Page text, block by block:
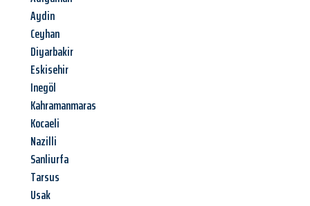
Aydin
Ceyhan
Diyarbakir
Eskisehir
Inegöl
Kahramanmaras
Kocaeli
Nazilli
Sanliurfa
Tarsus
Usak